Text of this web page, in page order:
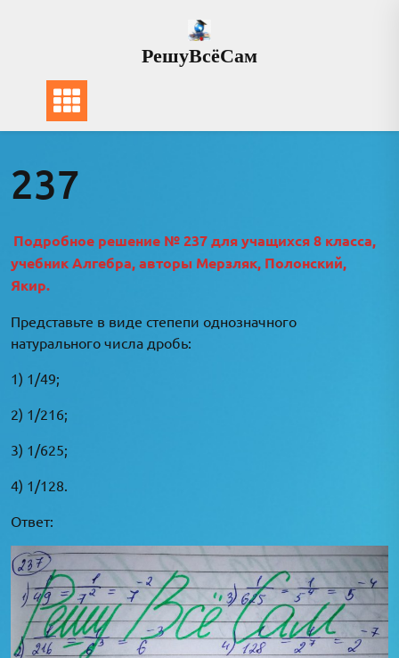
РешуВсёСам
237
Подробное решение № 237 для учащихся 8 класса,
учебник Алгебра, авторы Мерзляк, Полонский,
Якир.
Представьте в виде степепи однозначного
натурального числа дробь:
1) 1/49;
2) 1/216;
3) 1/625;
4) 1/128.
Ответ: